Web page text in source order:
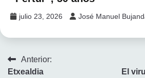
julio 23, 2026 José Manuel
Navegación
Anterior:
Etxealdia
El